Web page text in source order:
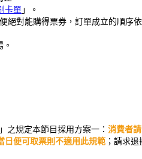
卡單 」。
絕對能購得票券，訂單成立的順序
之規定本節目採用方案一： 消費者
日便可取票則不適用此規範 ；請求